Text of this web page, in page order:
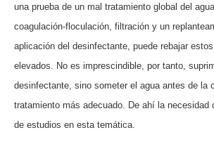
una prueba de un mal tratamiento global del
coagulación-floculación, filtración y un
aplicación del desinfectante, puede rebajar
elevados. No es imprescindible, por tanto,
desinfectante, sino someter el agua antes de la
tratamiento más adecuado. De ahí la necesidad
de estudios en esta temática.